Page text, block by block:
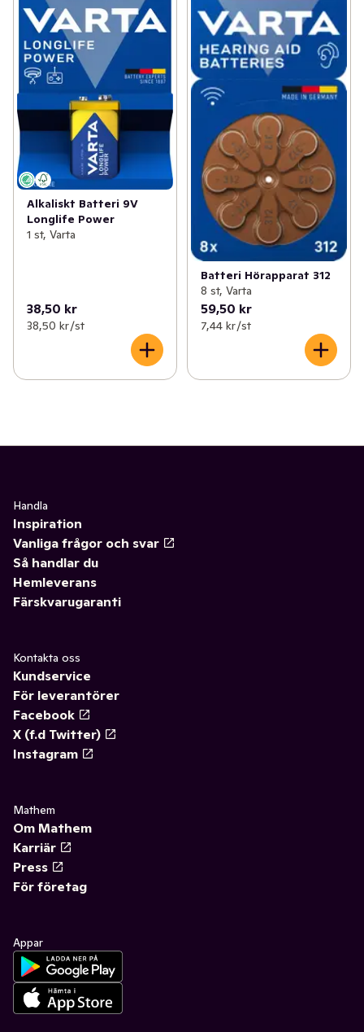
Alkaliskt Batteri 9V
Longlife Power
1 st, Varta
38,50 kr
38,50 kr /st
Batteri Hörapparat 312
8 st, Varta
59,50 kr
7,44 kr /st
Handla
Inspiration
Vanliga frågor och svar
Så handlar du
Hemleverans
Färskvarugaranti
Kontakta oss
Kundservice
För leverantörer
Facebook
X (f.d Twitter)
Instagram
Mathem
Om Mathem
Karriär
Press
För företag
Appar